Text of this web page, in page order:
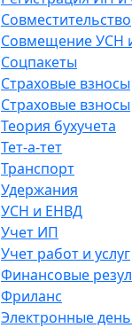
Совместительство
Совмещение УСН
Соцпакеты
Страховые взносы
Страховые взносы
Теория бухучета
Тет-а-тет
Транспорт
Удержания
УСН и ЕНВД
Учет ИП
Учет работ и услуг
Финансовые
Фриланс
Электронные